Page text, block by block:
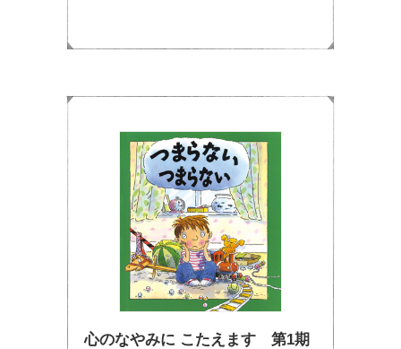
心のなやみに こたえます 第1期